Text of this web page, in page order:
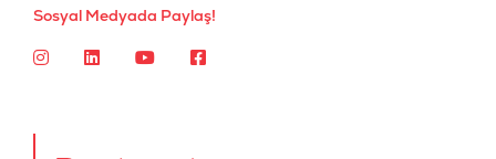
Sosyal Medyada Paylaş!